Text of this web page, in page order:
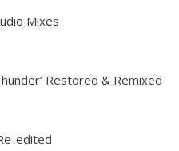
res Audio Mixes
Restored & Remixed
edited